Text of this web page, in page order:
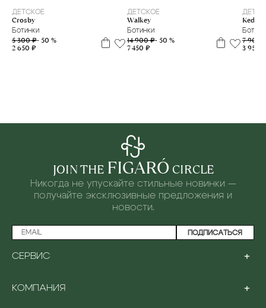
ДЕТСКОЕ
Crosby
Ботинки
5 300 ₽- 50 %
2 650 ₽
ДЕТСКОЕ
Walkey
Ботинки
14 900 ₽- 50 %
7 450 ₽
Keddo
7 900
3 950 ₽
СЕРВИС +
ОПЛАТА
КОМПАНИЯ +
JOIN THE FIGARÓ CIRCLE
Никогда не упускайте стильные новинки —
получайте эксклюзивные предложения и
новости.
ПОДПИСАТЬСЯ